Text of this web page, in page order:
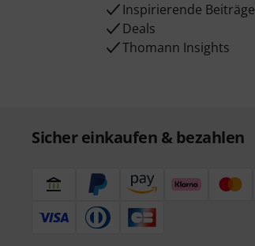
Inspirierende Beiträge
Deals
Thomann Insights
Sicher einkaufen & bezahlen